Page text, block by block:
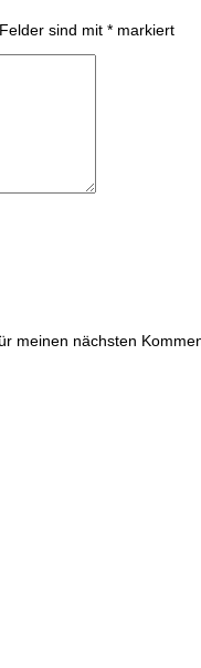
sind mit * markiert
meinen nächsten